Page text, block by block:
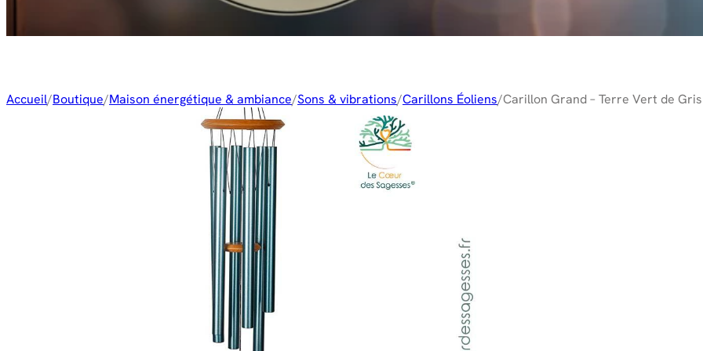
Accueil/Boutique/Maison énergétique & ambiance/Sons & vibrations/Carillons Éoliens/Carillon Grand – Terre Vert de Gris